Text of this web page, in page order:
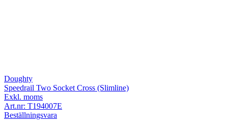
Doughty
Speedrail Two Socket Cross (Slimline)
Exkl. moms
Art.nr: T194007E
Beställningsvara